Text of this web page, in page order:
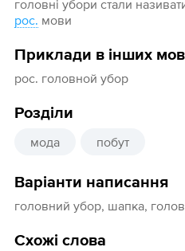
головні убори стали
рос. мови
Приклади в інших
рос. головной убор
Розділи
мода побут
Варіанти написання
головний убор, шапка,
Схожі слова